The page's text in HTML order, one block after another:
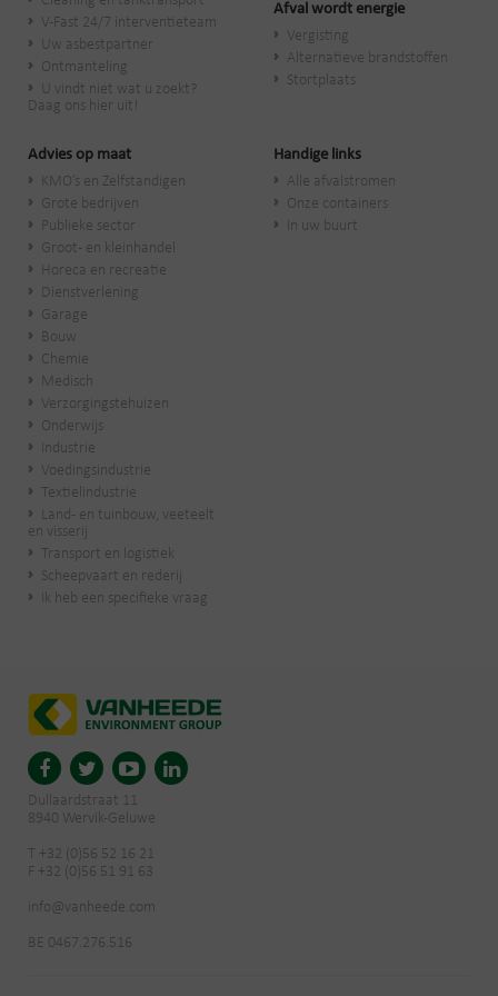
V-Fast 24/7 interventieteam
Uw asbestpartner
Ontmanteling
U vindt niet wat u zoekt?
Daag ons hier uit!
Afval wordt energie
Vergisting
Alternatieve brandstoffen
Stortplaats
Advies op maat
KMO’s en Zelfstandigen
Grote bedrijven
Publieke sector
Groot- en kleinhandel
Horeca en recreatie
Dienstverlening
Garage
Bouw
Chemie
Medisch
Verzorgingstehuizen
Onderwijs
Industrie
Voedingsindustrie
Textielindustrie
Land- en tuinbouw, veeteelt
en visserij
Transport en logistiek
Scheepvaart en rederij
Ik heb een specifieke vraag
Handige links
Alle afvalstromen
Onze containers
In uw buurt
Dullaardstraat 11
8940 Wervik-Geluwe
T +32 (0)56 52 16 21
F +32 (0)56 51 91 63
info@vanheede.com
BE 0467.276.516